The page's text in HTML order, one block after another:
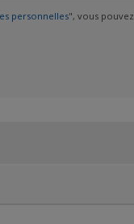
personnelles", vous pouvez